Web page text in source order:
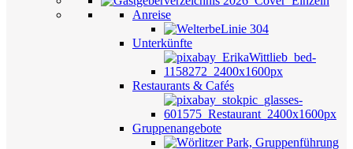
Anreise
Unterkünfte
Restaurants & Cafés
Gruppenangebote